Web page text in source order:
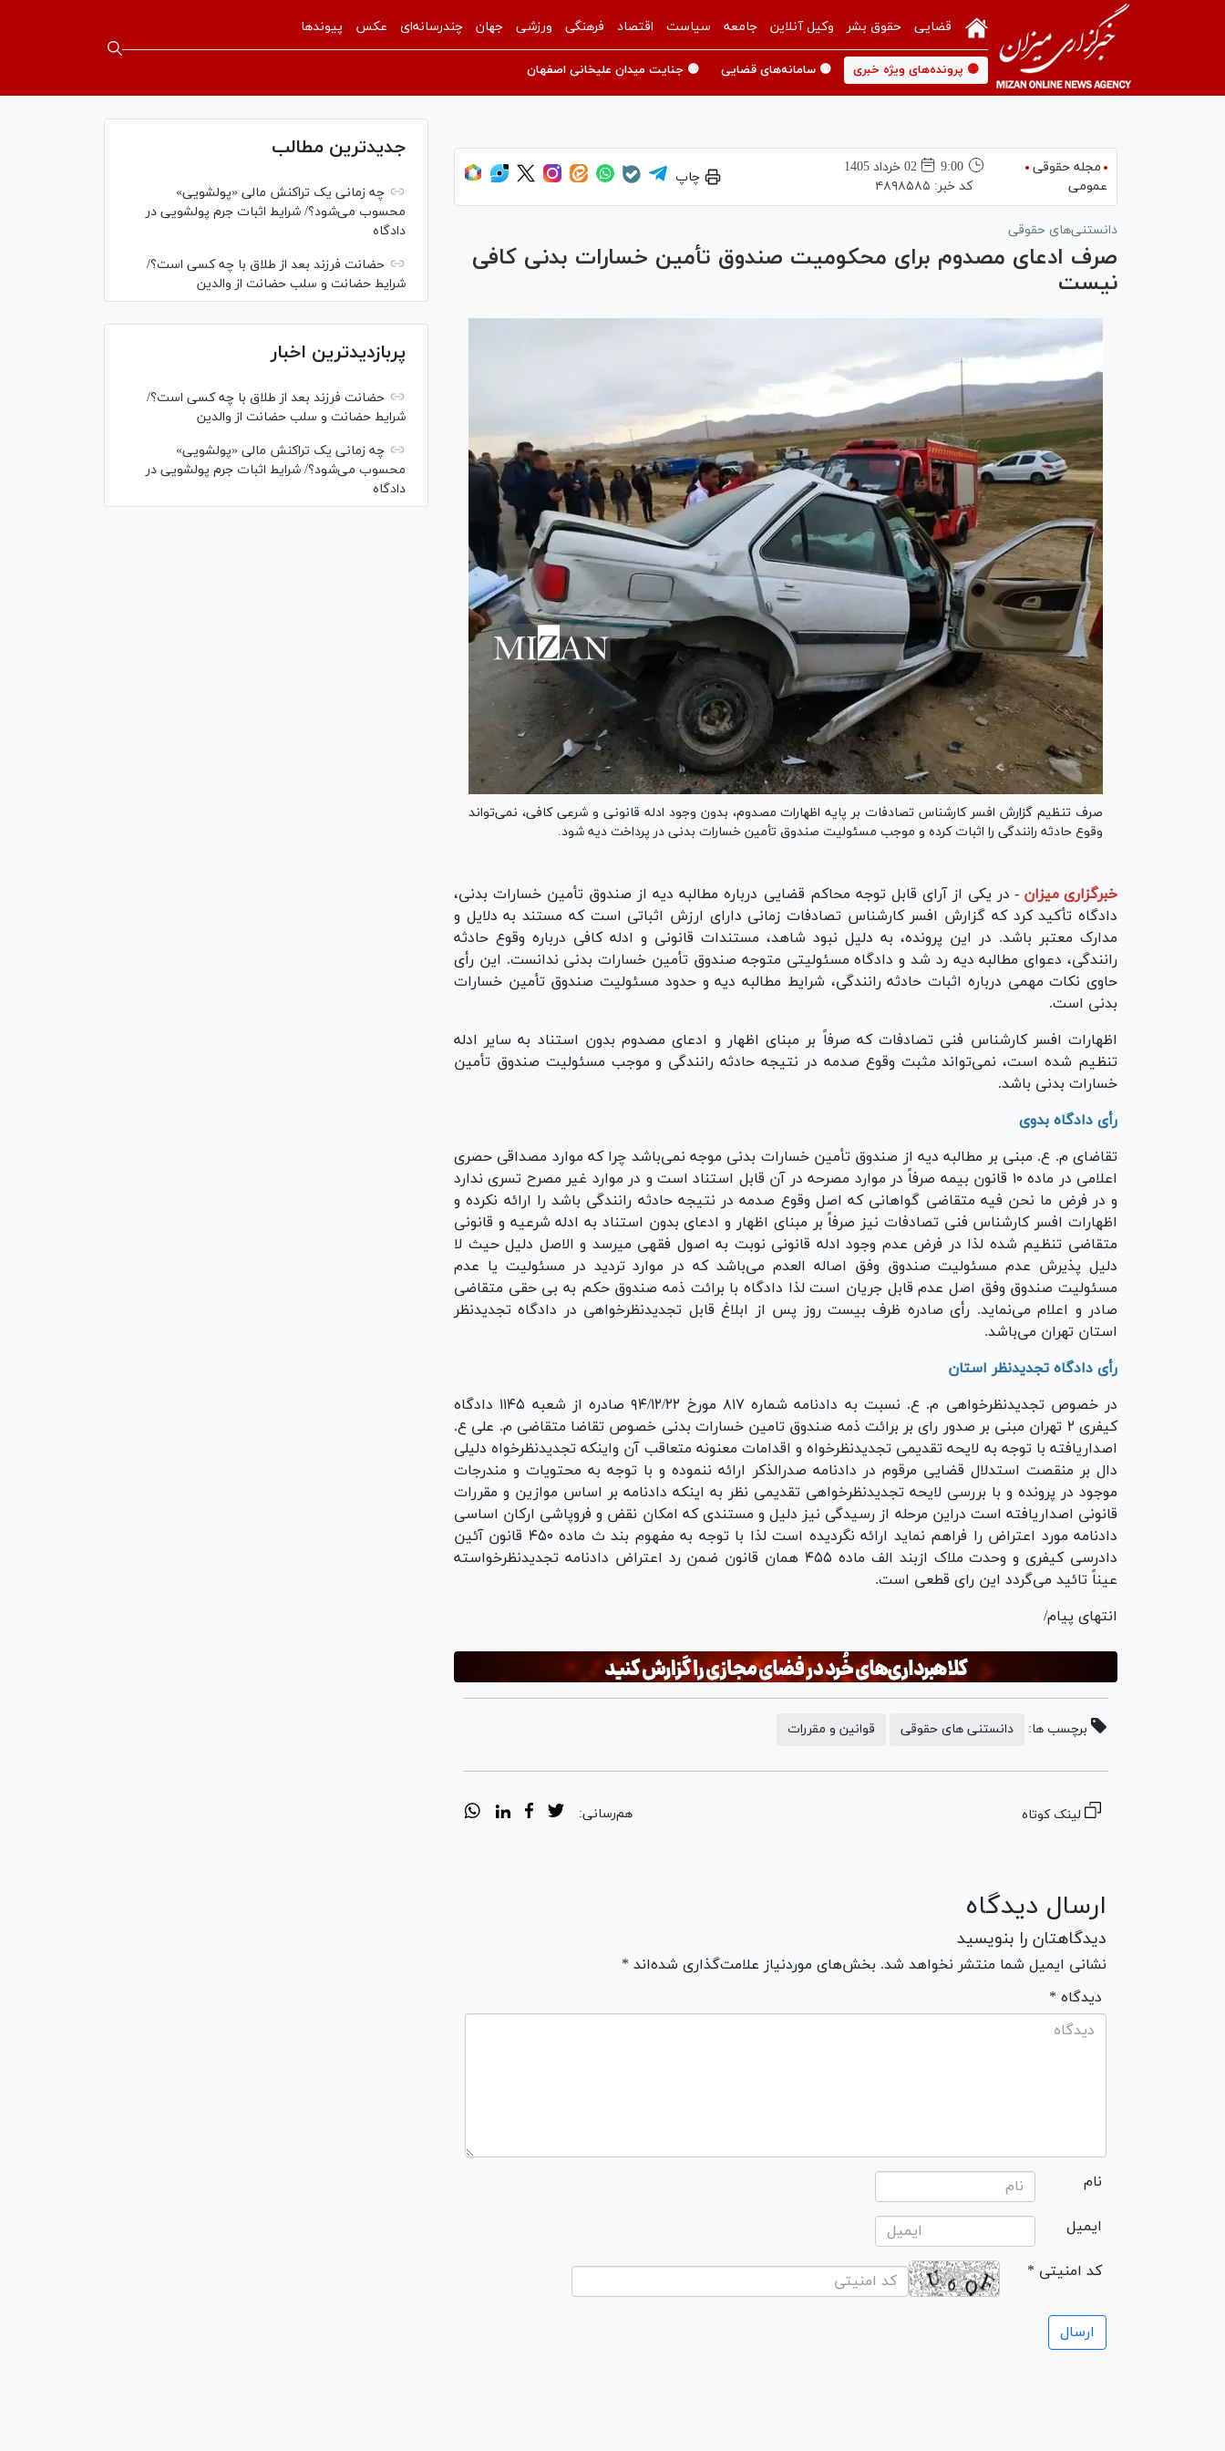
قضایی حقوق بشر وکیل آنلاین جامعه سیاست اقتصاد فرهنگی ورزشی جهان چندرسانه‌ای عکس پیوندها
🟡 پرونده‌های ویژه خبری 🟡 سامانه‌های قضایی 🟡 جنایت میدان علیخانی اصفهان
مجله حقوقی
عمومی
9:00
02 خرداد 1405
کد خبر: ۴۸۹۸۵۸۵
چاپ
دانستنی‌های حقوقی
صرف ادعای مصدوم برای محکومیت صندوق تأمین خسارات بدنی کافی
نیست
صرف تنظیم گزارش افسر کارشناس تصادفات بر پایه اظهارات مصدوم، بدون وجود ادله قانونی و شرعی کافی، نمی‌تواند
وقوع حادثه رانندگی را اثبات کرده و موجب مسئولیت صندوق تأمین خسارات بدنی در پرداخت دیه شود.
خبرگزاری میزان - در یکی از آرای قابل توجه محاکم قضایی درباره مطالبه دیه از صندوق تأمین خسارات بدنی،
دادگاه تأکید کرد که گزارش افسر کارشناس تصادفات زمانی دارای ارزش اثباتی است که مستند به دلایل و
مدارک معتبر باشد. در این پرونده، به دلیل نبود شاهد، مستندات قانونی و ادله کافی درباره وقوع حادثه
رانندگی، دعوای مطالبه دیه رد شد و دادگاه مسئولیتی متوجه صندوق تأمین خسارات بدنی ندانست. این رأی
حاوی نکات مهمی درباره اثبات حادثه رانندگی، شرایط مطالبه دیه و حدود مسئولیت صندوق تأمین خسارات
بدنی است.
اظهارات افسر کارشناس فنی تصادفات که صرفاً بر مبنای اظهار و ادعای مصدوم بدون استناد به سایر ادله
تنظیم شده است، نمی‌تواند مثبت وقوع صدمه در نتیجه حادثه رانندگی و موجب مسئولیت صندوق تأمین
خسارات بدنی باشد.
رأی دادگاه بدوی
تقاضای م. ع. مبنی بر مطالبه دیه از صندوق تأمین خسارات بدنی موجه نمی‌باشد چرا که موارد مصداقی حصری
اعلامی در ماده ۱۰ قانون بیمه صرفاً در موارد مصرحه در آن قابل استناد است و در موارد غیر مصرح تسری ندارد
و در فرض ما نحن فیه متقاضی گواهانی که اصل وقوع صدمه در نتیجه حادثه رانندگی باشد را ارائه نکرده و
اظهارات افسر کارشناس فنی تصادفات نیز صرفاً بر مبنای اظهار و ادعای بدون استناد به ادله شرعیه و قانونی
متقاضی تنظیم شده لذا در فرض عدم وجود ادله قانونی نوبت به اصول فقهی میرسد و الاصل دلیل حیث لا
دلیل پذیرش عدم مسئولیت صندوق وفق اصاله العدم می‌باشد که در موارد تردید در مسئولیت یا عدم
مسئولیت صندوق وفق اصل عدم قابل جریان است لذا دادگاه با برائت ذمه صندوق حکم به بی حقی متقاضی
صادر و اعلام می‌نماید. رأی صادره ظرف بیست روز پس از ابلاغ قابل تجدیدنظرخواهی در دادگاه تجدیدنظر
استان تهران می‌باشد.
رأی دادگاه تجدیدنظر استان
در خصوص تجدیدنظرخواهی م. ع. نسبت به دادنامه شماره ۸۱۷ مورخ ۹۴/۱۲/۲۲ صادره از شعبه ۱۱۴۵ دادگاه
کیفری ۲ تهران مبنی بر صدور رای بر برائت ذمه صندوق تامین خسارات بدنی خصوص تقاضا متقاضی م. علی ع.
اصداریافته با توجه به لایحه تقدیمی تجدیدنظرخواه و اقدامات معنونه متعاقب آن واینکه تجدیدنظرخواه دلیلی
دال بر منقصت استدلال قضایی مرقوم در دادنامه صدرالذکر ارائه ننموده و با توجه به محتویات و مندرجات
موجود در پرونده و با بررسی لایحه تجدیدنظرخواهی تقدیمی نظر به اینکه دادنامه بر اساس موازین و مقررات
قانونی اصداریافته است دراین مرحله از رسیدگی نیز دلیل و مستندی که امکان نقض و فروپاشی ارکان اساسی
دادنامه مورد اعتراض را فراهم نماید ارائه نگردیده است لذا با توجه به مفهوم بند ث ماده ۴۵۰ قانون آئین
دادرسی کیفری و وحدت ملاک ازبند الف ماده ۴۵۵ همان قانون ضمن رد اعتراض دادنامه تجدیدنظرخواسته
عیناً تائید می‌گردد این رای قطعی است.
انتهای پیام/
برچسب ها: دانستنی های حقوقی قوانین و مقررات
لینک کوتاه هم‌رسانی:
ارسال دیدگاه
دیدگاهتان را بنویسید
نشانی ایمیل شما منتشر نخواهد شد. بخش‌های موردنیاز علامت‌گذاری شده‌اند *
* دیدگاه
نام
ایمیل
* کد امنیتی
جدیدترین مطالب
چه زمانی یک تراکنش مالی «پولشویی»
محسوب می‌شود؟/ شرایط اثبات جرم پولشویی در
دادگاه
حضانت فرزند بعد از طلاق با چه کسی است؟/
شرایط حضانت و سلب حضانت از والدین
پربازدیدترین اخبار
حضانت فرزند بعد از طلاق با چه کسی است؟/
شرایط حضانت و سلب حضانت از والدین
چه زمانی یک تراکنش مالی «پولشویی»
محسوب می‌شود؟/ شرایط اثبات جرم پولشویی در
دادگاه